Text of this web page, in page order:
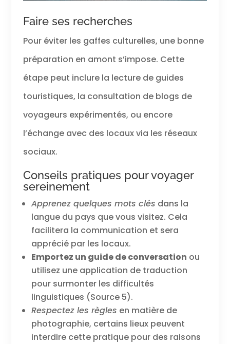
Faire ses recherches
Pour éviter les gaffes culturelles, une bonne
préparation en amont s’impose. Cette
étape peut inclure la lecture de guides
touristiques, la consultation de blogs de
voyageurs expérimentés, ou encore
l’échange avec des locaux via les réseaux
sociaux.
Conseils pratiques pour voyager
sereinement
Apprenez quelques mots clés dans la
langue du pays que vous visitez. Cela
facilitera la communication et sera
apprécié par les locaux.
Emportez un guide de conversation ou
utilisez une application de traduction
pour surmonter les difficultés
linguistiques (Source 5).
Respectez les règles en matière de
photographie, certains lieux peuvent
interdire cette pratique pour des raisons